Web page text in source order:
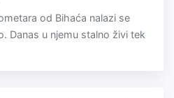
od Bihaća nalazi se
Danas u njemu stalno živi tek